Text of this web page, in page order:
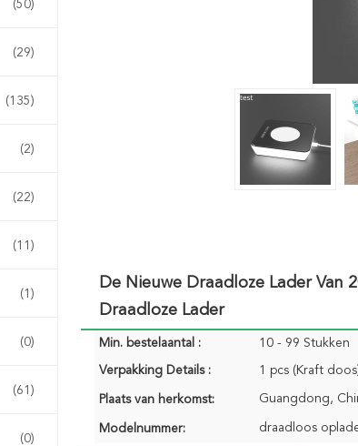
(50)
(29)
(135)
(2)
(22)
(11)
(1)
(0)
(61)
(0)
De Nieuwe Draadloze Lader Van
Draadloze Lader
Min. bestelaantal : 10 - 99 Stukken
Verpakking Details :
Plaats van herkomst: Guangdong,
Modelnummer: draadloos